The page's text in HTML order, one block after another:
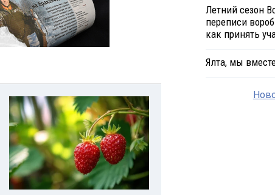
Летний сезон
переписи
как принять
Ялта, мы